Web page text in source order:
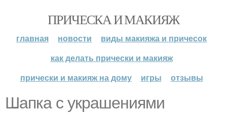
ПРИЧЕСКА И МАКИЯЖ
главная новости
виды макияжа и причесок
как делать прически и макияж
прически и макияж на дому
игры отзывы
Шапка с украшениями